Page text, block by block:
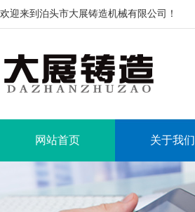
欢迎来到泊头市大展铸造机械有限公司！
网站首页 关于我们